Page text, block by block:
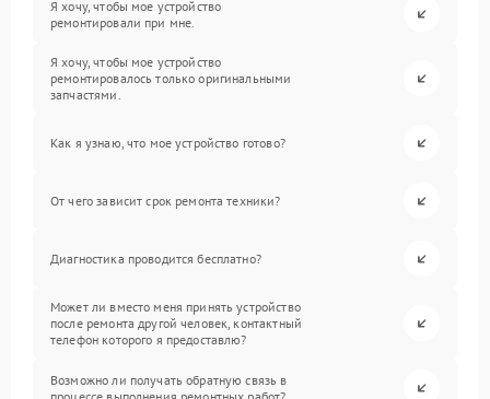
Я хочу, чтобы мое устройство
ремонтировали при мне.
Я хочу, чтобы мое устройство
ремонтировалось только оригинальными
запчастями.
Как я узнаю, что мое устройство готово?
От чего зависит срок ремонта техники?
Диагностика проводится бесплатно?
Может ли вместо меня принять устройство
после ремонта другой человек, контактный
телефон которого я предоставлю?
Возможно ли получать обратную связь в